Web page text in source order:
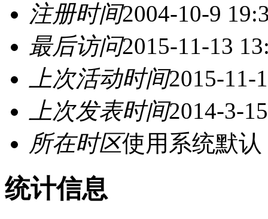
注册时间2004-10-9
最后访问2015-11-13
上次活动时间2015-11-
上次发表时间2014-3-
所在时区使用系统默认
统计信息